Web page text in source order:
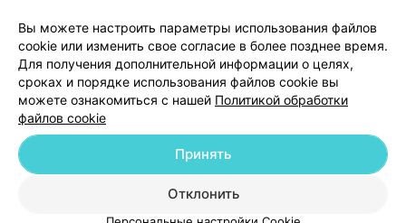
Обработка персональных данных
© 2026 ООО «Артокс Лаб», УНП 191700409
| 220012, Республика Беларусь,
Служба поддержки +375 291212755
Вы можете настроить параметры использования файлов
cookie или изменить свое согласие в более позднее время.
Для получения дополнительной информации о целях,
сроках и порядке использования файлов cookie вы
можете ознакомиться с нашей Политикой обработки
файлов cookie
Отклонить
Принять